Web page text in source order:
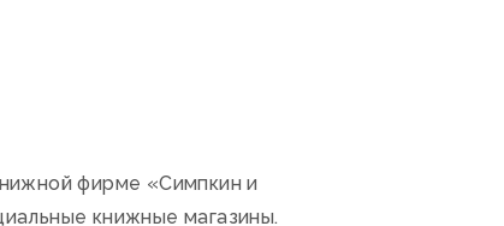
фирме «Симпкин и
книжные магазины.